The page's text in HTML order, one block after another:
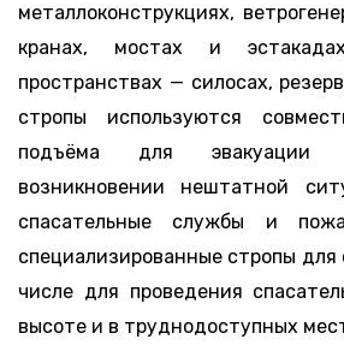
металлоконструкциях,
кранах, мостах и
пространствах — силосах,
стропы используются
подъёма для эвакуации
возникновении нештатной
спасательные службы и
специализированные стропы для
числе для проведения
высоте и в труднодоступных